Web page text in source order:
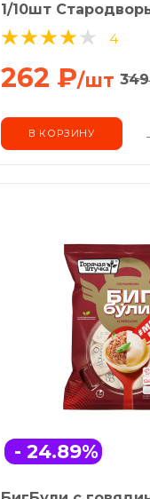
1/10шт
4
262 ₽/шт 349
В КОРЗИНУ
- 24.89%